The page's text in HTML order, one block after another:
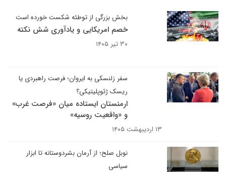
بخش بزرگی از توطئه شکست خورده است
خصم امریکایی و یادآوری شش نکته
۳۰ تیر ۱۴۰۵
سفر زلنسکی به ایروان؛ فرصت راهبردی یا
ریسک ژئوپلیتیکی؟
ارمنستان ایستاده میان «فرصت غرب»
و «واقعیت روسیه»
۱۳ اردیبهشت ۱۴۰۵
نوبل صلح؛ از آرمان بشردوستانه تا ابزار
سیاسی